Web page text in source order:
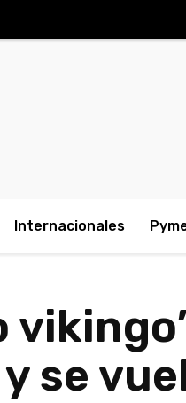
Internacionales
se